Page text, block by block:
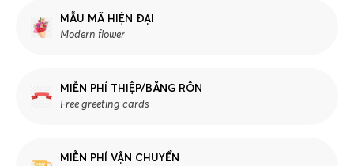
MẪU MÃ HIỆN ĐẠI
Modern flower
MIỄN PHÍ THIỆP/BĂNG RÔN
Free greeting cards
MIỄN PHÍ VẬN CHUYỂN